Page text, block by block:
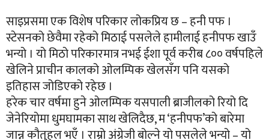
साइप्रसमा एक विशेष परिकार लोकप्रिय छ – हनी पफ ।
स्टेसनको छेवैमा रहेको मिठाई पसलेले हामीलाई हनीपफ खाउँ
भन्यो । यो मिठो परिकारमात्र नभई ईशा पूर्व करीब ८०० वर्षपहिले
खेलिने प्राचीन कालको ओलम्पिक खेलसँग पनि यसको
इतिहास जोडिएको रहेछ ।
हरेक चार वर्षमा हुने ओलम्पिक यसपाली ब्राजीलको रियो दि
जेनेरियोमा धुमघामका साथ खेलिदैछ, म ‘हनीपफ’को बारेमा
जान्न कौतुहल भएँ । राम्रो अंग्रेजी बोल्ने यो पसलेले भन्यो – यो